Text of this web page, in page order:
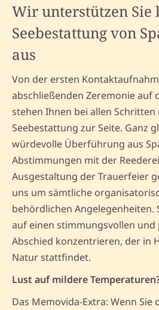
Wir unterstützen Sie
Seebestattung von
aus
Von der ersten
abschließenden Zeremonie auf
stehen Ihnen bei allen
Seebestattung zur Seite. Ganz
würdevolle Überführung aus
Abstimmungen mit der
Ausgestaltung der Trauerfeier
uns um sämtliche
behördlichen Angelegenheiten.
auf einen stimmungsvollen und
Abschied konzentrieren, der in
Natur stattfindet.
Lust auf mildere
Das Memovida-Extra: Wenn Sie